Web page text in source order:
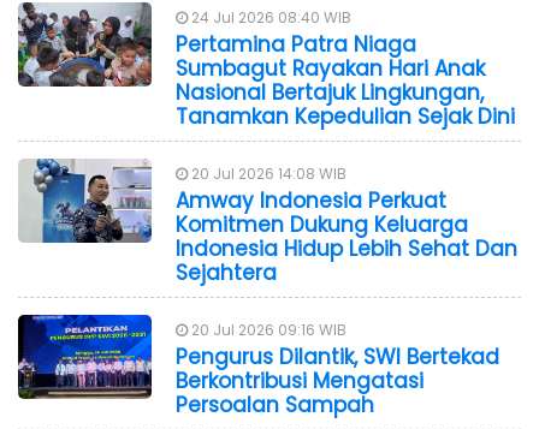
24 Jul 2026 08:40 WIB
Pertamina Patra Niaga
Sumbagut Rayakan Hari Anak
Nasional Bertajuk Lingkungan,
Tanamkan Kepedulian Sejak Dini
20 Jul 2026 14:08 WIB
Amway Indonesia Perkuat
Komitmen Dukung Keluarga
Indonesia Hidup Lebih Sehat Dan
Sejahtera
20 Jul 2026 09:16 WIB
Pengurus Dilantik, SWI Bertekad
Berkontribusi Mengatasi
Persoalan Sampah